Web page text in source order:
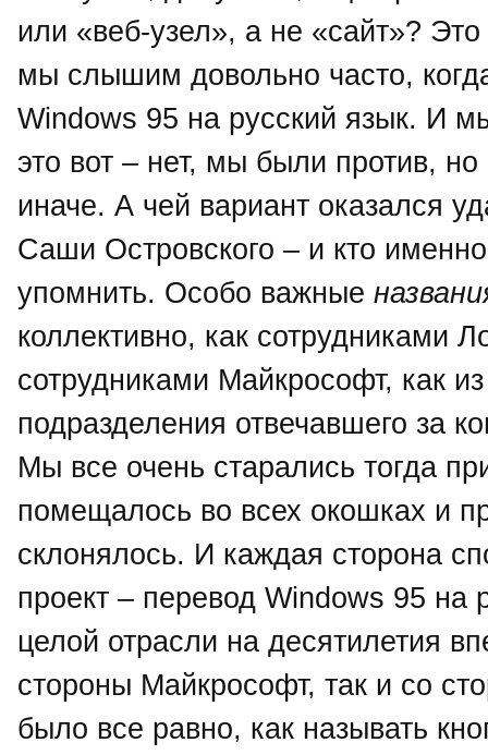
или «веб-узел», а не «сайт»?
мы слышим довольно часто,
Windows 95 на русский язык. И
это вот – нет, мы были против,
иначе. А чей вариант оказался
Саши Островского – и кто
упомнить. Особо важные
коллективно, как сотрудниками
сотрудниками Майкрософт, как
подразделения отвечавшего за
Мы все очень старались тогда
помещалось во всех окошках и
склонялось. И каждая сторона
проект – перевод Windows 95 на
целой отрасли на десятилетия
стороны Майкрософт, так и со
было все равно, как называть